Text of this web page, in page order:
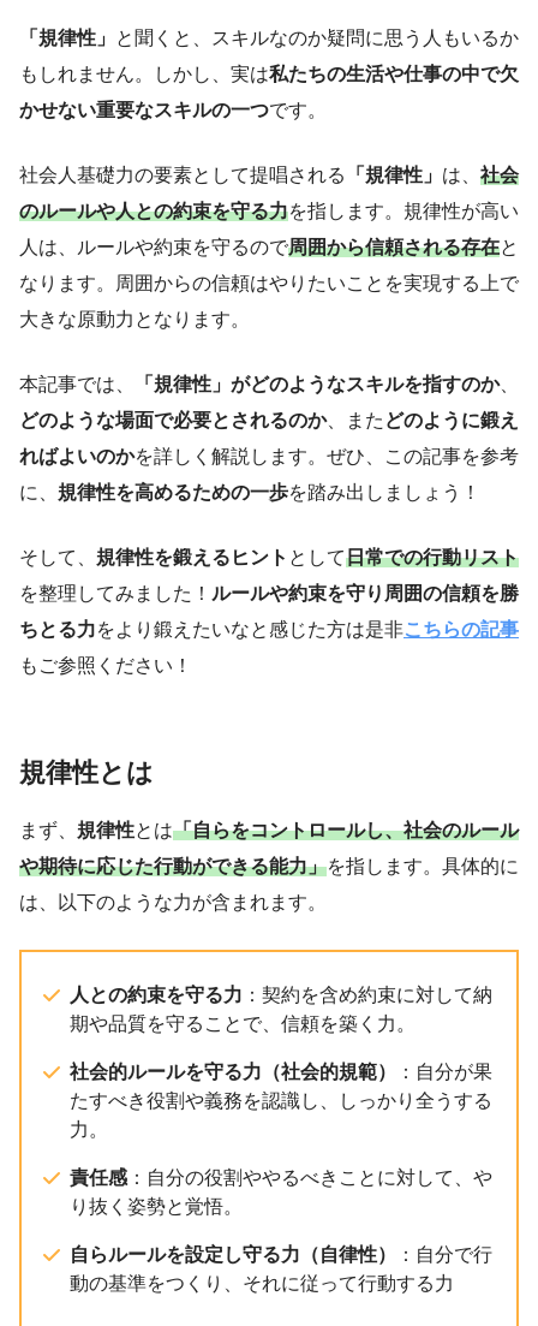
「規律性」 と聞くと、スキルなのか疑問に思う人もいるか
もしれません。しかし、実は私たちの生活や仕事の中で欠
かせない重要なスキルの一つです。
社会人基礎力の要素として提唱される 「規律性」 は、 社会
のルールや人との約束を守る力を指します。規律性が高い
人は、ルールや約束を守るので周囲から信頼される存在と
なります。周囲からの信頼はやりたいことを実現する上で
大きな原動力となります。
本記事では、 「規律性」がどのようなスキルを指すのか、
どのような場面で必要とされるのか、また どのように鍛え
ればよいのかを詳しく解説します。ぜひ、この記事を参考
に、 規律性を高めるための一歩を踏み出しましょう！
そして、 規律性を鍛えるヒント として日常での行動リスト
を整理してみました！ ルールや約束を守り周囲の信頼を勝
ちとる力をより鍛えたいなと感じた方は是非こちらの記事
もご参照ください！
規律性とは
まず、 規律性とは「自らをコントロールし、社会のルール
や期待に応じた行動ができる能力」を指します。具体的に
は、以下のような力が含まれます。
人との約束を守る力 ：契約を含め約束に対して納
期や品質を守ることで、信頼を築く力。
社会的ルールを守る力（社会的規範）
：自分が果
たすべき役割や義務を認識し、しっかり全うする
力。
責任感 ：自分の役割ややるべきことに対して、や
り抜く姿勢と覚悟。
自らルールを設定し守る力（自律性）
：自分で行
動の基準をつくり、それに従って行動する力